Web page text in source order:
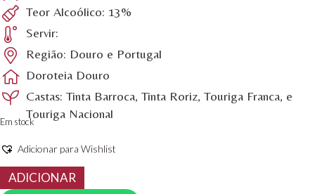
Teor Alcoólico: 13%
Servir:
Região: Douro e Portugal
Doroteia Douro
Castas: Tinta Barroca, Tinta Roriz, Touriga Franca, e
Touriga Nacional
Em stock
Adicionar para Wishlist
Quantidade
de
ADICIONAR